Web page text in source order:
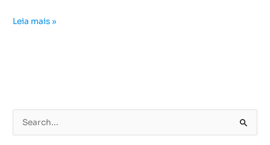
Leia mais »
e